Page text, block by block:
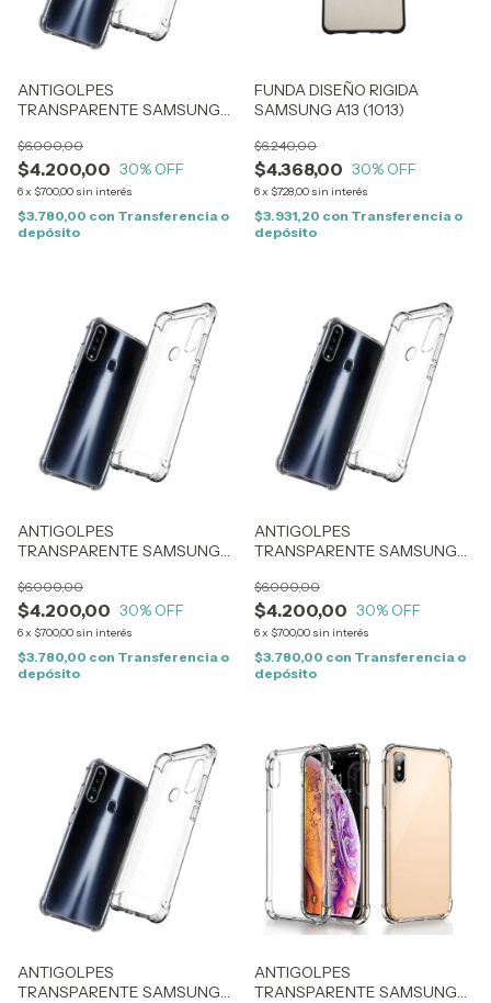
ANTIGOLPES
TRANSPARENTE SAMSUNG
$4.200,00
$6.000,00
30% OFF
6x $700,00 sin interés
$3.780,00 con Transferencia o
depósito
FUNDA DISEÑO RIGIDA
SAMSUNG A13 (1013)
$4.368,00
$6.240,00
30% OFF
6x $728,00 sin interés
$3.931,20 con Transferencia o
depósito
ANTIGOLPES
TRANSPARENTE SAMSUNG
$4.200,00
$6.000,00
30% OFF
6x $700,00 sin interés
$3.780,00 con Transferencia o
depósito
ANTIGOLPES
TRANSPARENTE SAMSUNG
$4.200,00
$6.000,00
30% OFF
6x $700,00 sin interés
$3.780,00 con Transferencia o
depósito
ANTIGOLPES
TRANSPARENTE SAMSUNG
ANTIGOLPES
TRANSPARENTE SAMSUNG